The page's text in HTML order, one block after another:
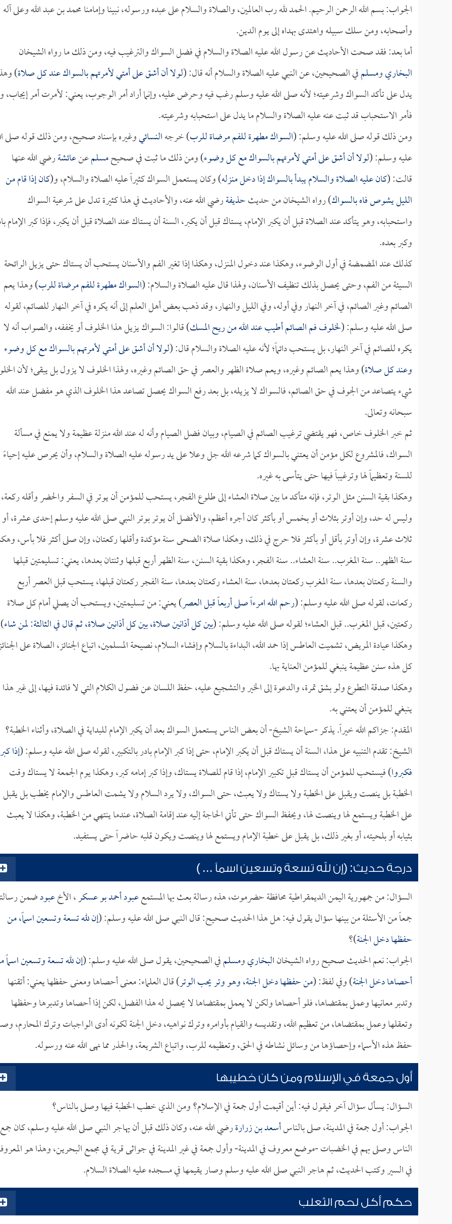
الجواب: بسم الله الرحمن الرحيم. الحمد لله رب العالمين، والصلاة والسلام على عبده ورسوله، نبينا وإمامنا محمد بن عبد الله وعلى آله
وأصحابه، ومن سلك سبيله واهتدى بهداه إلى يوم الدين.
أما بعد: فقد صحت الأحاديث عن رسول الله عليه الصلاة والسلام في فضل السواك والترغيب فيه، ومن ذلك ما رواه الشيخان
البخاريومسلمفي الصحيحين، عن النبي عليه الصلاة والسلام أنه قال: (لولا أن أشق على أمتي لأمرتهم بالسواك عند كل صلاة)
يدل على تأكد السواك وشرعيته؛ لأنه صلى الله عليه وسلم رغب فيه وحرض عليه، وإنما أراد أمر الوجوب، يعني: لأمرت أمر إيجاب،
فأمر الاستحباب قد ثبت عنه عليه الصلاة والسلام ما يدل على استحبابه وشرعيته.
ومن ذلك قوله صلى الله عليه وسلم: (السواك مطهرة للفم مرضاة للرب) خرجهالنسائيوغيره بإسناد صحيح، ومن ذلك قوله صلى
عليه وسلم: (لولا أن أشق على أمتي لأمرتهم بالسواك مع كل وضوء) ومن ذلك ما ثبت في صحيحمسلمعنعائشةرضي الله عنها
قالت: (كان عليه الصلاة والسلام يبدأ بالسواك إذا دخل منزله) وكان يستعمل السواك كثيراً عليه الصلاة والسلام، و(كان إذا قام من
الليل يشوص فاه بالسواك) رواه الشيخان من حديثحذيفةرضي الله عنه، والأحاديث في هذا كثيرة تدل على شرعية السواك
واستحبابه، وهو يتأكد عند الصلاة قبل أن يكبر الإمام، يستاك قبل أن يكبر، السنة أن يستاك عند الصلاة قبل أن يكبر، فإذا كبر الإمام
وكبر بعده.
كذلك عند المضمضة في أول الوضوء، وهكذا عند دخول المنزل، وهكذا إذا تغير الفم والأسنان يستحب أن يستاك حتى يزيل الرائحة
السيئة من الفم، وحتى يحصل بذلك تنظيف الأسنان، ولهذا قال عليه الصلاة والسلام: (السواك مطهرة للفم مرضاة للرب) وهذا يعم
الصائم وغير الصائم، في آخر النهار وفي أوله، وفي الليل والنهار، وقد ذهب بعض أهل العلم إلى أنه يكره في آخر النهار للصائم، لقوله
صلى الله عليه وسلم: (لخلوف فم الصائم أطيب عند الله من ريح المسك) قالوا: السواك يزيل هذا الخلوف أو يخففه، والصواب أنه لا
يكره للصائم في آخر النهار، بل يستحب دائماً؛ لأنه عليه الصلاة والسلام قال: (لولا أن أشق على أمتي لأمرتهم بالسواك مع كل وضوء
وعند كل صلاة) وهذا يعم الصائم وغيره، ويعم صلاة الظهر والعصر في حق الصائم وغيره، ولهذا الخلوف لا يزول بل يبقى؛ لأن
شيء يتصاعد من الجوف في حق الصائم، فالسواك لا يزيله، بل بعد رفع السواك يحصل تصاعد هذا الخلوف الذي هو مفضل عند الله
سبحانه وتعالى.
ثم خبر الخلوف خاص، فهو يقتضي ترغيب الصائم في الصيام، وبيان فضل الصيام وأنه له عند الله منزلة عظيمة ولا يمنع في مسألة
السواك، فالمشروع لكل مؤمن أن يعتني بالسواك كما شرعه الله جل وعلا على يد رسوله عليه الصلاة والسلام، وأن يحرص عليه إحياءً
للسنة وتعظيماً لها وترغيباً فيها حتى يتأسى به غيره.
وهكذا بقية السنن مثل الوتر، فإنه متأكد ما بين صلاة العشاء إلى طلوع الفجر، يستحب للمؤمن أن يوتر في السفر والحضر وأقله ركعة،
وليس له حد، وإن أوتر بثلاث أو بخمس أو بأكثر كان أجره أعظم، والأفضل أن يوتر بوتر النبي صلى الله عليه وسلم إحدى عشرة، أو
ثلاث عشرة، وإن أوتر بأقل أو بأكثر فلا حرج في ذلك، وهكذا صلاة الضحى سنة مؤكدة وأقلها ركعتان، وإن صلى أكثر فلا بأس،
سنة الظهر.. سنة المغرب.. سنة العشاء.. سنة الفجر، وهكذا بقية السنن، سنة الظهر أربع قبلها وثنتان بعدها، يعني: تسليمتين قبلها
والسنة ركعتان بعدها، سنة المغرب ركعتان بعدها، سنة العشاء ركعتان بعدها، سنة الفجر ركعتان قبلها، يستحب قبل العصر أربع
ركعات، لقوله صلى الله عليه وسلم: (رحم الله امرءاً صلى أربعاً قبل العصر) يعني: من تسليمتين، ويستحب أن يصلي أمام كل صلاة
ركعتين، قبل المغرب.. قبل العشاء؛ لقوله صلى الله عليه وسلم: (بين كل أذانين صلاة، بين كل أذانين صلاة، ثم قال في الثالثة: لمن شاء)
وهكذا عيادة المريض، تشميت العاطس إذا حمد الله، البداءة بالسلام وإفشاء السلام، نصيحة المسلمين، اتباع الجنائز، الصلاة على
كل هذه سنن عظيمة ينبغي للمؤمن العناية بها.
وهكذا صدقة التطوع ولو بشق تمرة، والدعوة إلى الخير والتشجيع عليه، حفظ اللسان عن فضول الكلام التي لا فائدة فيها، إلى غير هذا
ينبغي للمؤمن أن يعتني به.
المقدم: جزاكم الله خيراً. يذكر -سماحة الشيخ- أن بعض الناس يستعمل السواك بعد أن يكبر الإمام للبداية في الصلاة، وأثناء الخطبة؟
الشيخ: تقدم التنبيه على هذا، السنة أن يستاك قبل أن يكبر الإمام، حتى إذا كبر الإمام بادر بالتكبير، لقوله صلى الله عليه وسلم: (إذا كبر
فكبروا) فيستحب للمؤمن أن يستاك قبل تكبير الإمام، إذا قام للصلاة يستاك، وإذا كبر إمامه كبر، وهكذا يوم الجمعة لا يستاك وقت
الخطبة بل ينصت ويقبل على الخطبة ولا يستاك ولا يعبث، حتى السواك، ولا يرد السلام ولا يشمت العاطس والإمام يخطب بل يقبل
على الخطبة ويستمع لها وينصت لها، ويحفظ السواك حتى تأتي الحاجة إليه عند إقامة الصلاة، عندما ينتهي من الخطبة، وهكذا لا يعبث
بثيابه أو بلحيته، أو بغير ذلك، بل يقبل على خطبة الإمام ويستمع لها وينصت ويكون قلبه حاضراً حتى يستفيد.
درجة حديث: (إن لله تسعة وتسعين اسماً ... )
السؤال: من جمهورية اليمن الديمقراطية محافظة حضرموت، هذه رسالة بعث بها المستمععبود أحمد بو عسكر، الأخعبودضمن
جمعاً من الأسئلة من بينها سؤال يقول فيه: هل هذا الحديث صحيح: قال النبي صلى الله عليه وسلم: (إن لله تسعة وتسعين اسماً، من
حفظها دخل الجنة)؟
الجواب: نعم الحديث صحيح رواه الشيخانالبخاريومسلمفي الصحيحين، يقول صلى الله عليه وسلم: (إن لله تسعة وتسعين اسماً
أحصاها دخل الجنة) وفي لفظ: (من حفظها دخل الجنة، وهو وتر يحب الوتر) قال العلماء: معنى أحصاها ومعنى حفظها يعني: أتقنها
وتدبر معانيها وعمل بمقتضاها، فلو أحصاها ولكن لا يعمل بمقتضاها لا يحصل له هذا الفضل، لكن إذا أحصاها وتدبرها وحفظها
وتعقلها وعمل بمقتضاها، من تعظيم الله، وتقديسه والقيام بأوامره وترك نواهيه، دخل الجنة لكونه أدى الواجبات وترك المحارم،
حفظ هذه الأسماء وإحصاؤها من وسائل نشاطه في الحق، وتعظيمه للرب، واتباع الشريعة، والحذر مما نهى الله عنه ورسوله.
أول جمعة في الإسلام ومن كان خطيبها
السؤال: يسأل سؤال آخر فيقول فيه: أين أقيمت أول جمعة في الإسلام؟ ومن الذي خطب الخطبة فيها وصلى بالناس؟
الجواب: أول جمعة في المدينة، صلى بالناسأسعد بن زرارةرضي الله عنه، وكان ذلك قبل أن يهاجر النبي صلى الله عليه وسلم، كان جمع
الناس وصلى بهم في الخضبات -موضع معروف في المدينة- وأول جمعة في غير المدينة في جواثى قرية في مجمع البحرين، وهذا هو
في السير وكتب الحديث، ثم هاجر النبي صلى الله عليه وسلم وصار يقيمها في مسجده عليه الصلاة السلام.
حكم أكل لحم الثعلب